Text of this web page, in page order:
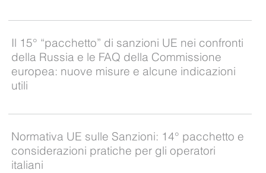
Il 15° “pacchetto” di sanzioni UE nei confronti
della Russia e le FAQ della Commissione
europea: nuove misure e alcune indicazioni
utili
Normativa UE sulle Sanzioni: 14° pacchetto e
considerazioni pratiche per gli operatori
italiani